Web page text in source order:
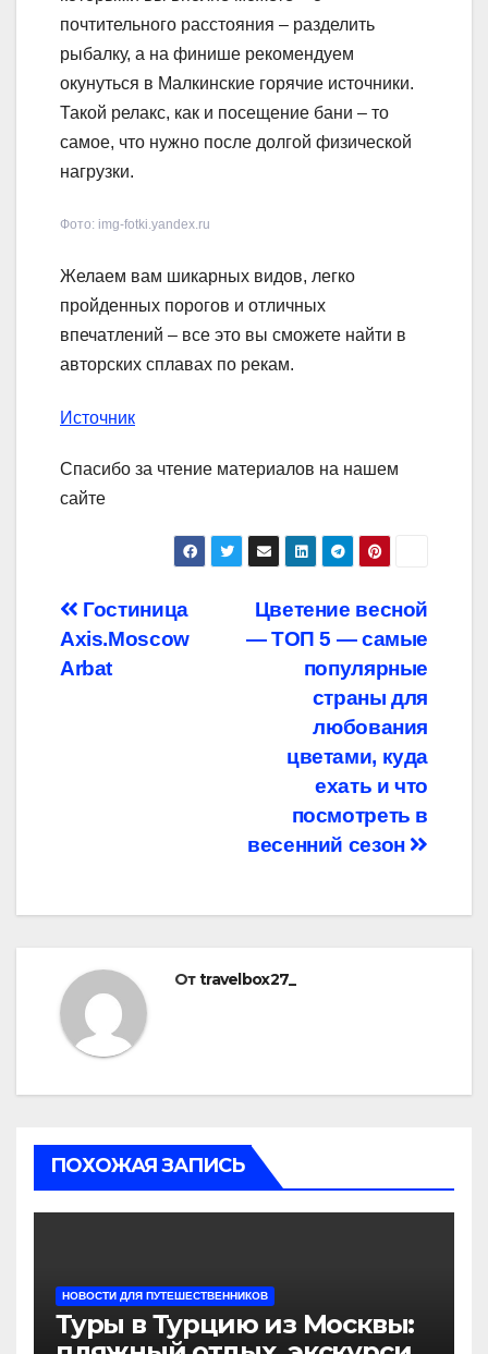
почтительного расстояния – разделить
рыбалку, а на финише рекомендуем
окунуться в Малкинские горячие источники.
Такой релакс, как и посещение бани – то
самое, что нужно после долгой физической
нагрузки.
Фото: img-fotki.yandex.ru
Желаем вам шикарных видов, легко
пройденных порогов и отличных
впечатлений – все это вы сможете найти в
авторских сплавах по рекам.
Источник
Спасибо за чтение материалов на нашем
сайте
Навигация
по
Цветение весной
— ТОП 5 — самые
популярные
страны для
любования
цветами, куда
ехать и что
посмотреть в
весенний сезон
Гостиница
Axis.Moscow
Arbat
Отtravelbox27_
ПОХОЖАЯ ЗАПИСЬ
НОВОСТИ ДЛЯ ПУТЕШЕСТВЕННИКОВ
Туры в Турцию из Москвы: